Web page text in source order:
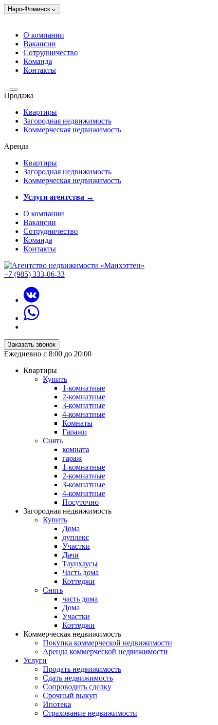
Наро-Фоминск
О компании
Вакансии
Сотрудничество
Команда
Контакты
Продажа
Квартиры
Загородная недвижимость
Коммерческая недвижимость
Аренда
Квартиры
Загородная недвижимость
Коммерческая недвижимость
Услуги агентства →
О компании
Вакансии
Сотрудничество
Команда
Контакты
+7 (985) 333-06-33
Заказать звонок
Ежедневно с 8:00 до 20:00
Квартиры
Купить
1-комнатные
2-комнатные
3-комнатные
4-комнатные
Комнаты
Гаражи
Снять
комната
гараж
1-комнатные
2-комнатные
3-комнатные
4-комнатные
Посуточно
Загородная недвижимость
Купить
Дома
дуплекс
Участки
Дачи
Таунхаусы
Часть дома
Коттеджи
Снять
часть дома
Дома
Участки
Коттеджи
Коммерческая недвижимость
Покупка коммерческой недвижимости
Аренда коммерческой недвижимости
Услуги
Продать недвижимость
Сдать недвижимость
Сопроводить сделку
Срочный выкуп
Ипотека
Страхование недвижимости